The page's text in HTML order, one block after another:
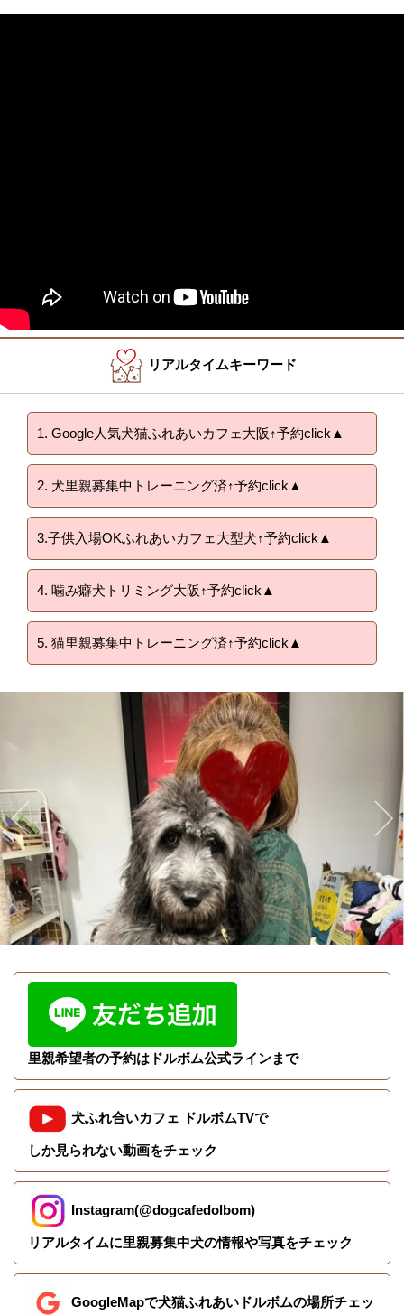
リアルタイムキーワード
1. Google人気犬猫ふれあいカフェ大阪↑予約click▲
2. 犬里親募集中トレーニング済↑予約click▲
3.子供入場OKふれあいカフェ大型犬↑予約click▲
4. 噛み癖犬トリミング大阪↑予約click▲
5. 猫里親募集中トレーニング済↑予約click▲
里親希望者の予約はドルボム公式ラインまで
犬ふれ合いカフェ ドルボムTVで
しか見られない動画をチェック
Instagram(@dogcafedolbom)
リアルタイムに里親募集中犬の情報や写真をチェック
GoogleMapで犬猫ふれあいドルボムの場所チェッ